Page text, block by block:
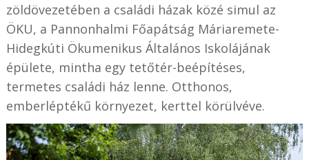
zöldövezetében a családi házak közé simul az
ÖKU, a Pannonhalmi Főapátság Máriaremete-
Hidegkúti Ökumenikus Általános Iskolájának
épülete, mintha egy tetőtér-beépítéses,
termetes családi ház lenne. Otthonos,
emberléptékű környezet, kerttel körülvéve.